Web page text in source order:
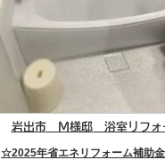
岩出市 M様邸 浴室リフォ
☆2025年省エネリフォーム補助